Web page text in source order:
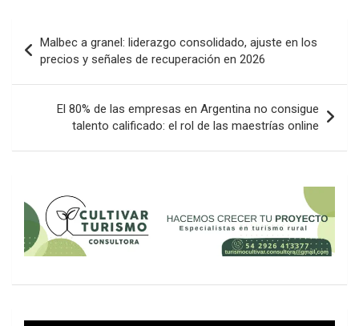
de
entradas
Malbec a granel: liderazgo consolidado, ajuste en los
precios y señales de recuperación en 2026
El 80% de las empresas en Argentina no consigue
talento calificado: el rol de las maestrías online